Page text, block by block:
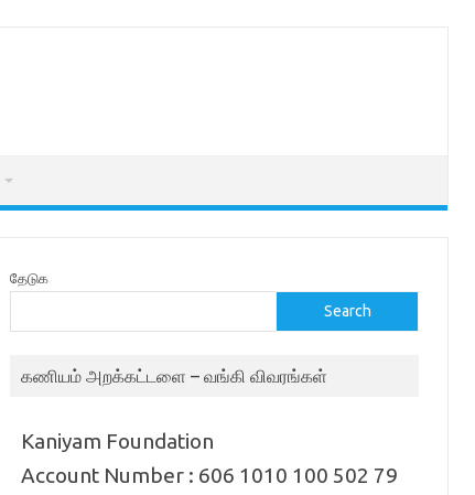
தேடுக
Search
கணியம் அறக்கட்டளை – வங்கி விவரங்கள்
Kaniyam Foundation
Account Number : 606 1010 100 502 79